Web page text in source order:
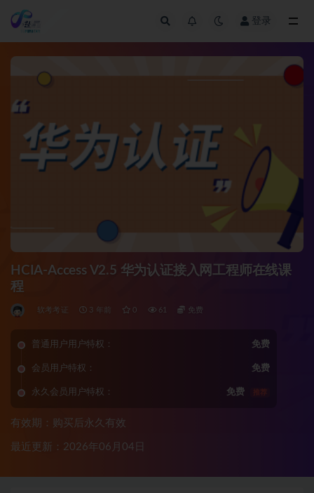
登录
HCIA-Access V2.5 华为认证接入网工程师在线课
程
软考考证 3 年前 0 61 免费
普通用户用户特权： 免费
会员用户特权： 免费
永久会员用户特权： 免费 推荐
有效期：购买后永久有效
最近更新：2026年06月04日